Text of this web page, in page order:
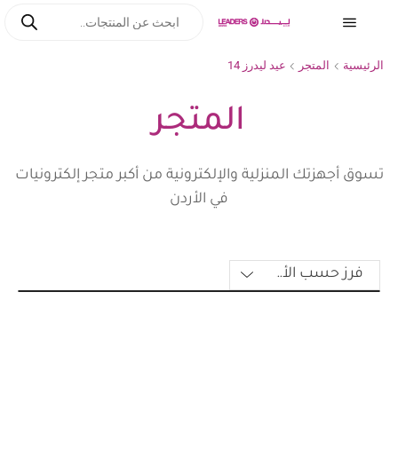
الرئيسية المتجر عيد ليدرز 14
المتجر
تسوق أجهزتك المنزلية والإلكترونية من أكبر متجر إلكترونيات
في الأردن